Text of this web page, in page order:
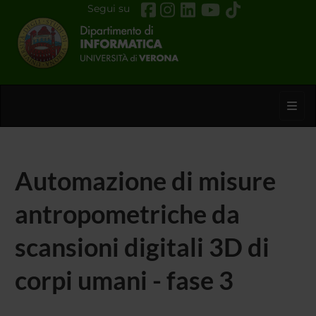
Segui su
Automazione di misure
antropometriche da
scansioni digitali 3D di
corpi umani - fase 3